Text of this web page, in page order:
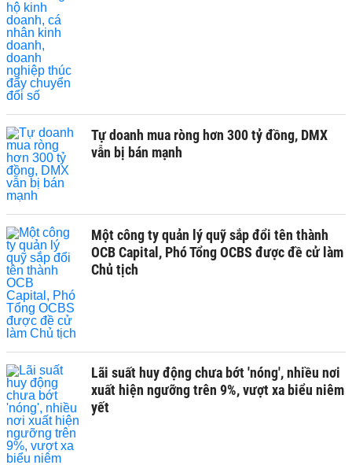
Tự doanh mua ròng hơn 300 tỷ đồng, DMX
vẫn bị bán mạnh
Một công ty quản lý quỹ sắp đổi tên thành
OCB Capital, Phó Tổng OCBS được đề cử làm
Chủ tịch
Lãi suất huy động chưa bớt 'nóng', nhiều nơi
xuất hiện ngưỡng trên 9%, vượt xa biểu niêm
yết